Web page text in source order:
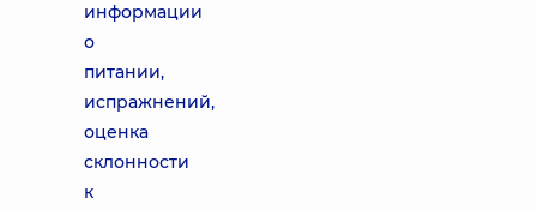
информации
о
питании,
испражнений,
оценка
склонности
к